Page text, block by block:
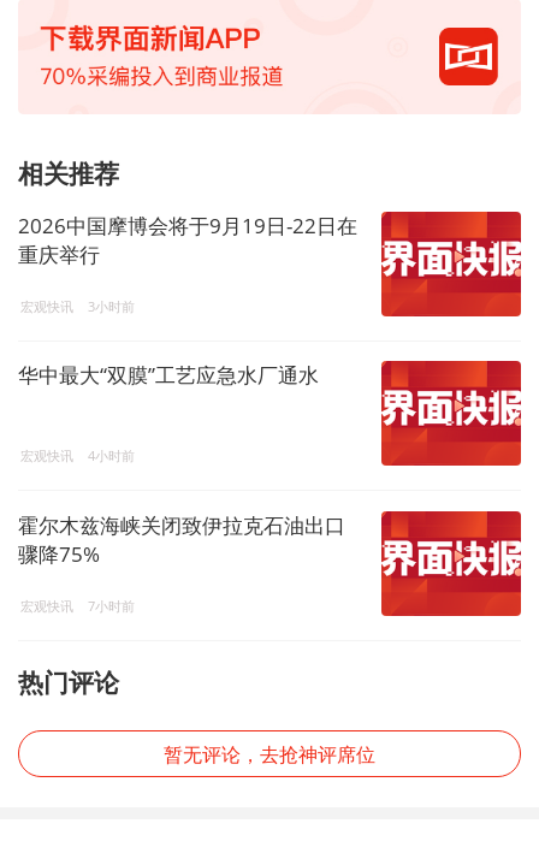
相关推荐
2026中国摩博会将于9月19日-22日在
重庆举行
宏观快讯 3小时前
华中最大“双膜”工艺应急水厂通水
宏观快讯 4小时前
霍尔木兹海峡关闭致伊拉克石油出口
骤降75%
宏观快讯 7小时前
热门评论
暂无评论，去抢神评席位